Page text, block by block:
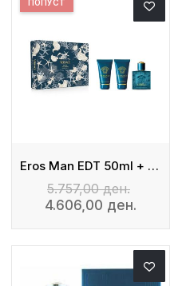
Eros Man EDT 50ml + Shower Gel + After Shave
ПОПУСТ
5.757,00 ден.
4.606,00 ден.